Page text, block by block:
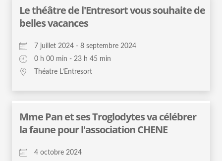
Le théâtre de l'Entresort vous souhaite de
belles vacances
7 juillet 2024 - 8 septembre 2024
0 h 00 min - 23 h 45 min
Théatre L’Entresort
Mme Pan et ses Troglodytes va célébrer
la faune pour l'association CHENE
4 octobre 2024